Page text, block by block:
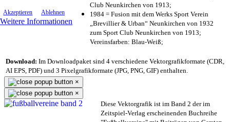
Akzeptieren Ablehnen
Weitere Informationen
Club Neunkirchen von 1913;
1984 = Fusion mit dem Werks Sport Verein
„Brevillier & Urban“ Neunkirchen von 1932
zum Sport Club Neunkirchen von 1913;
Vereinsfarben: Blau-Weiß;
Download: Im Downloadpaket sind 4 verschiedene Vektorgrafikformate (CDR,
AI EPS, PDF) und 3 Pixelgrafikformate (JPG, PNG, GIF) enthalten.
×
×
Diese Vektorgrafik ist im Band 2 der im
Zeitspiel-Verlag erscheinenden Buchreihe